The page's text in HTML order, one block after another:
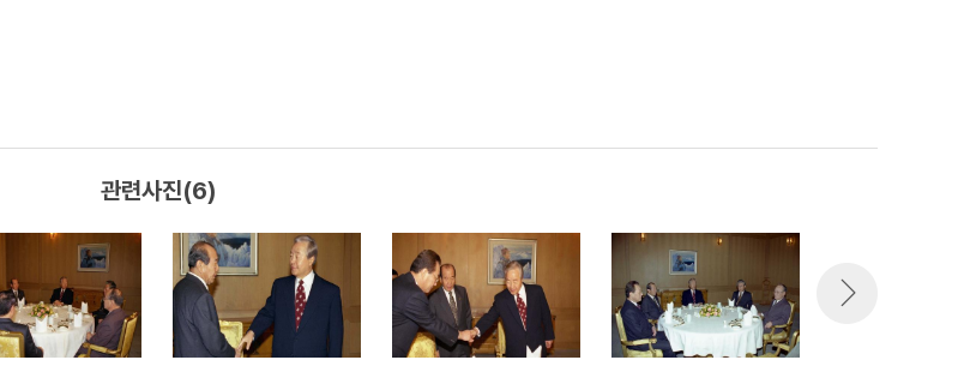
관련사진(6)